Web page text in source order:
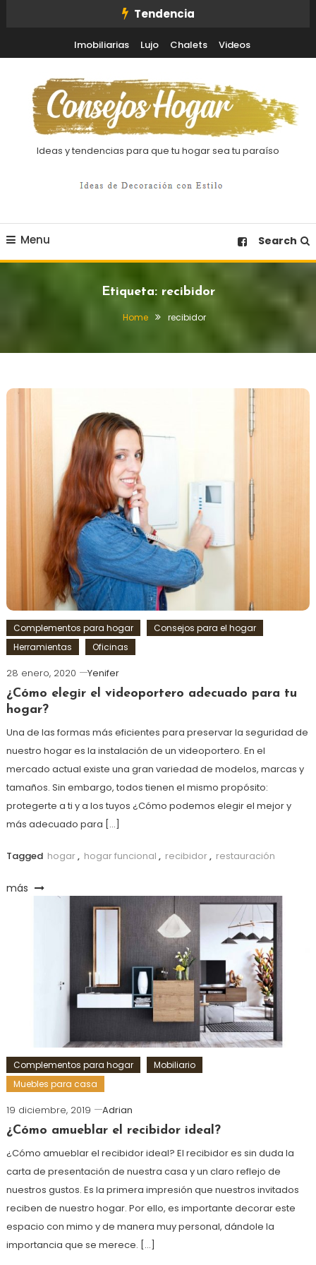
Tendencia
Imobiliarias Lujo Chalets Videos
Ideas y tendencias para que tu hogar sea tu paraíso
Menu Search
Etiqueta: recibidor
Home recibidor
Complementos para hogar
Consejos para el hogar
Herramientas
Oficinas
28 enero, 2020
Yenifer
¿Cómo elegir el videoportero adecuado para tu
hogar?
Una de las formas más eficientes para preservar la seguridad de
nuestro hogar es la instalación de un videoportero. En el
mercado actual existe una gran variedad de modelos, marcas y
tamaños. Sin embargo, todos tienen el mismo propósito:
protegerte a ti y a los tuyos ¿Cómo podemos elegir el mejor y
más adecuado para […]
Tagged hogar, hogar funcional , recibidor, restauración
más
Complementos para hogar
Mobiliario
Muebles para casa
19 diciembre, 2019
Adrian
¿Cómo amueblar el recibidor ideal?
¿Cómo amueblar el recibidor ideal? El recibidor es sin duda la
carta de presentación de nuestra casa y un claro reflejo de
nuestros gustos. Es la primera impresión que nuestros invitados
reciben de nuestro hogar. Por ello, es importante decorar este
espacio con mimo y de manera muy personal, dándole la
importancia que se merece. […]